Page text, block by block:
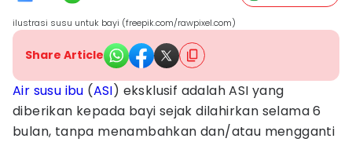
ilustrasi susu untuk bayi (freepik.com/rawpixel.com)
Share Article
Air susu ibu (ASI) eksklusif adalah ASI yang
diberikan kepada bayi sejak dilahirkan selama 6
bulan, tanpa menambahkan dan/atau mengganti